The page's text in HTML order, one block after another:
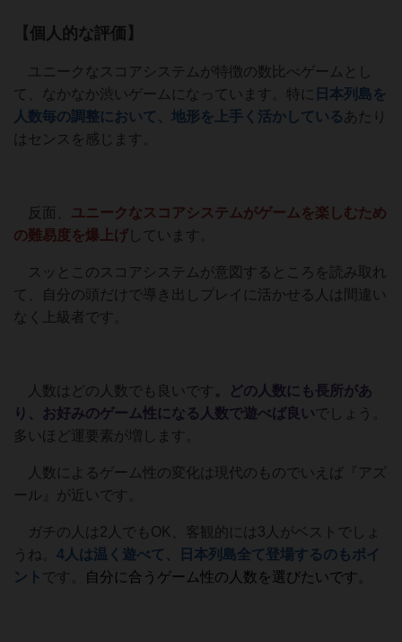
【個人的な評価】
ユニークなスコアシステムが特徴の数比べゲームとし
て、なかなか渋いゲームになっています。特に
日本列島を
人数毎の調整において、地形を上手く活かしている あたり
はセンスを感じます。
反面、 ユニークなスコアシステムがゲームを楽しむため
の難易度を爆上げ しています。
スッとこのスコアシステムが意図するところを読み取れ
て、自分の頭だけで導き出しプレイに活かせる人は間違い
なく上級者です。
人数はどの人数でも良いです
。どの人数にも長所があ
り、お好みのゲーム性になる人数で遊べば良いでしょう。
多いほど運要素が増します。
人数によるゲーム性の変化は現代のものでいえば『アズ
ール』が近いです。
ガチの人は2人でもOK、客観的には3人がベストでしょ
うね。 4人は温く遊べて、日本列島全て登場するのもポイ
ント です。 自分に合うゲーム性の人数を選びたいです。